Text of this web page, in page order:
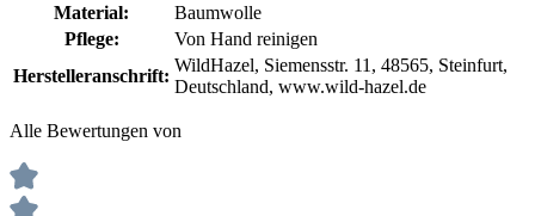
Material:
Baumwolle
Pflege:
Von Hand reinigen
Herstelleranschrift:
WildHazel, Siemensstr. 11, 48565, Steinfurt,
Deutschland, www.wild-hazel.de
Alle Bewertungen von